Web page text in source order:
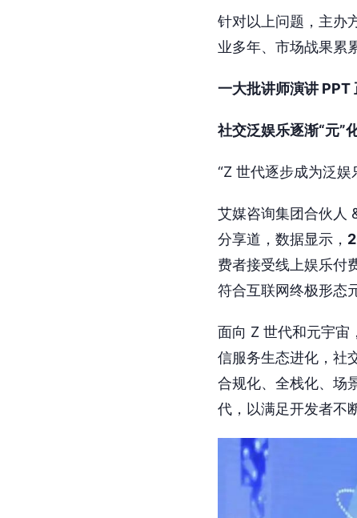
针对以上问题，主办
业多年、市场战果累
一大批讲师演讲 PPT
社交泛娱乐逐渐“元”
“Z 世代逐步成为泛
艾媒咨询集团合伙人
分享道，数据显示，
费者接受线上娱乐付
符合互联网终极形态
面向 Z 世代和元宇宙
信服务生态进化，社
合规化、全栈化、场
代，以满足开发者不